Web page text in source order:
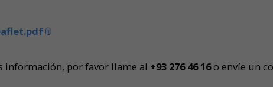
información, por favor llame al +93 276 46 16o envíe un